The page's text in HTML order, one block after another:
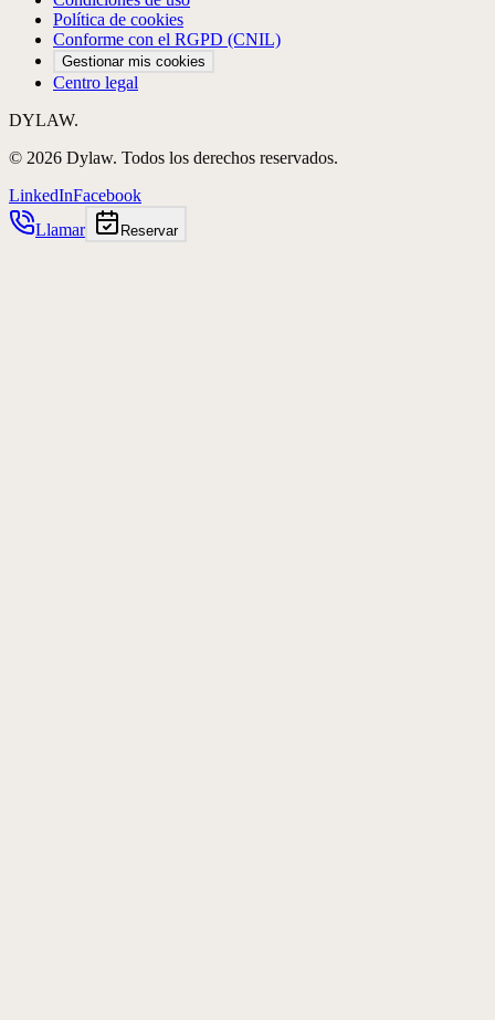
Política de cookies
Conforme con el RGPD (CNIL)
Gestionar mis cookies
Centro legal
DYLAW.
© 2026 Dylaw. Todos los derechos reservados.
LinkedInFacebook
Llamar
Reservar